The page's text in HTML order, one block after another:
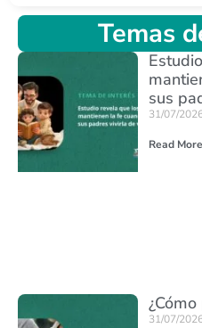
Temas
sus
31/07/
Read
31/07/